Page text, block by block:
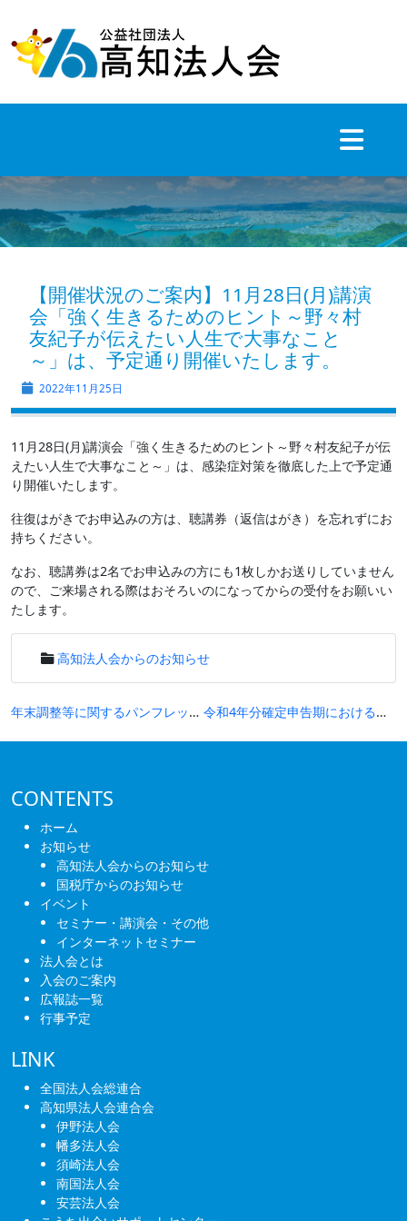
content
【開催状況のご案内】11月28日(月)講演
会「強く生きるためのヒント～野々村
友紀子が伝えたい人生で大事なこと
～」は、予定通り開催いたします。
2022年11月25日
11月28日(月)講演会「強く生きるためのヒント～野々村友紀子が伝
えたい人生で大事なこと～」は、感染症対策を徹底した上で予定通
り開催いたします。
往復はがきでお申込みの方は、聴講券（返信はがき）を忘れずにお
持ちください。
なお、聴講券は2名でお申込みの方にも1枚しかお送りしていません
ので、ご来場される際はおそろいのになってからの受付をお願いい
たします。
高知法人会からのお知らせ
投
稿
ビ
ゲ
ー
ョ
年末調整等に関するパンフレットに代えたリーフレットの送付について 令和4年分確定申告期における閉庁日対応について
CONTENTS
ホーム
お知らせ
高知法人会からのお知らせ
国税庁からのお知らせ
イベント
セミナー・講演会・その他
インターネットセミナー
法人会とは
入会のご案内
広報誌一覧
行事予定
LINK
全国法人会総連合
高知県法人会連合会
伊野法人会
幡多法人会
須崎法人会
南国法人会
安芸法人会